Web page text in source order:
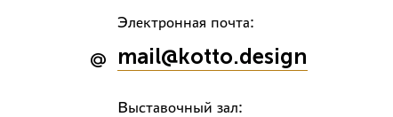
Электронная почта:
mail@kotto.design
Выставочный зал: